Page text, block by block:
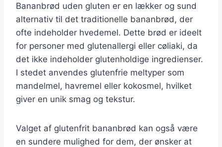
Bananbrød uden gluten er en lækker og sund
alternativ til det traditionelle bananbrød, der
ofte indeholder hvedemel. Dette brød er ideelt
for personer med glutenallergi eller cøliaki, da
det ikke indeholder glutenholdige ingredienser.
I stedet anvendes glutenfrie meltyper som
mandelmel, havremel eller kokosmel, hvilket
giver en unik smag og tekstur.
Valget af glutenfrit bananbrød kan også være
en sundere mulighed for dem, der ønsker at